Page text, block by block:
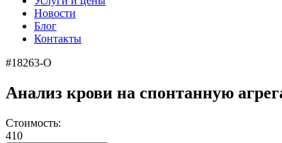
Новости
Блог
Контакты
#18263-О
Анализ крови на спонтанную
Стоимость:
410